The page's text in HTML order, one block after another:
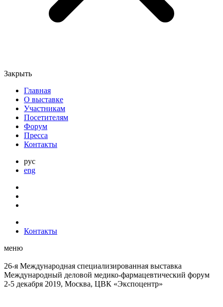
Закрыть
Главная
О выставке
Участникам
Посетителям
Форум
Пресса
Контакты
рус
eng
Контакты
меню
26-я Международная специализированная выставка
Международный деловой медико-фармацевтический форум
2-5 декабря 2019, Москва, ЦВК «Экспоцентр»